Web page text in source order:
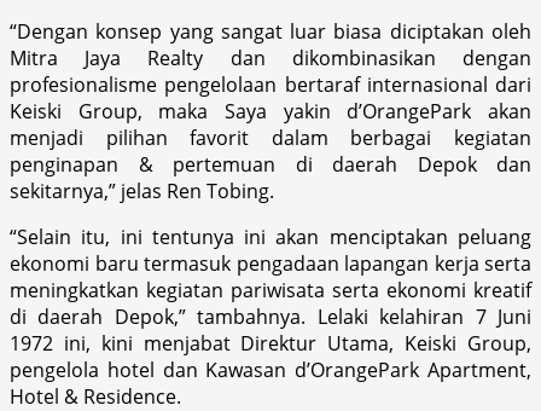
“Dengan konsep yang sangat luar biasa diciptakan oleh
Mitra Jaya Realty dan dikombinasikan dengan
profesionalisme pengelolaan bertaraf internasional dari
Keiski Group, maka Saya yakin d’OrangePark akan
menjadi pilihan favorit dalam berbagai kegiatan
penginapan & pertemuan di daerah Depok dan
sekitarnya,” jelas Ren Tobing.
“Selain itu, ini tentunya ini akan menciptakan peluang
ekonomi baru termasuk pengadaan lapangan kerja serta
meningkatkan kegiatan pariwisata serta ekonomi kreatif
di daerah Depok,” tambahnya. Lelaki kelahiran 7 Juni
1972 ini, kini menjabat Direktur Utama, Keiski Group,
pengelola hotel dan Kawasan d’OrangePark Apartment,
Hotel & Residence.